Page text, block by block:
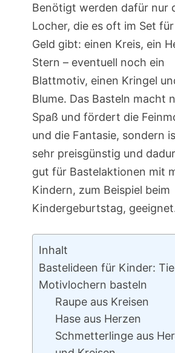
Benötigt werden dafür nur
Locher, die es oft im Set
Geld gibt: einen Kreis, ein
Stern – eventuell noch ein
Blattmotiv, einen Kringel
Blume. Das Basteln macht
Spaß und fördert die
und die Fantasie, sondern
sehr preisgünstig und
gut für Bastelaktionen mit
Kindern, zum Beispiel beim
Kindergeburtstag,
Inhalt
Bastelideen für Kinder:
Motivlochern basteln
Raupe aus Kreisen
Hase aus Herzen
Schmetterlinge aus